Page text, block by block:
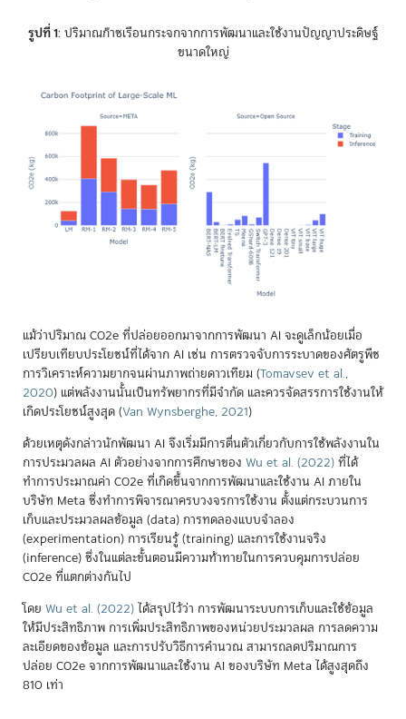
รูปที่ 1: ปริมาณก๊าซเรือนกระจกจากการพัฒนาและใช้งานปัญญาประดิษฐ์
ขนาดใหญ่
แม้ว่าปริมาณ CO2e ที่ปล่อยออกมาจากการพัฒนา AI จะดูเล็กน้อยเมื่อ
เปรียบเทียบประโยชน์ที่ได้จาก AI เช่น การตรวจจับการระบาดของศัตรูพืช
การวิเคราะห์ความยากจนผ่านภาพถ่ายดาวเทียม(Tomavsev et al.,
2020) แต่พลังงานนั้นเป็นทรัพยากรที่มีจำกัด และควรจัดสรรการใช้งานให้
เกิดประโยชน์สูงสุด(Van Wynsberghe, 2021)
ด้วยเหตุดังกล่าวนักพัฒนา AI จึงเริ่มมีการตื่นตัวเกี่ยวกับการใช้พลังงานใน
การประมวลผล AI ตัวอย่างจากการศึกษาของ Wu et al. (2022)ที่ได้
ทำการประมาณค่า CO2e ที่เกิดขึ้นจากการพัฒนาและใช้งาน AI ภายใน
บริษัท Meta ซึ่งทำการพิจารณาครบวงจรการใช้งาน ตั้งแต่กระบวนการ
เก็บและประมวลผลข้อมูล (data) การทดลองแบบจำลอง
(experimentation) การเรียนรู้ (training) และการใช้งานจริง
(inference) ซึ่งในแต่ละขั้นตอนมีความท้าทายในการควบคุมการปล่อย
CO2e ที่แตกต่างกันไป
โดย Wu et al. (2022)ได้สรุปไว้ว่า การพัฒนาระบบการเก็บและใช้ข้อมูล
ให้มีประสิทธิภาพ การเพิ่มประสิทธิภาพของหน่วยประมวลผล การลดความ
ละเอียดของข้อมูล และการปรับวิธีการคำนวณ สามารถลดปริมาณการ
ปล่อย CO2e จากการพัฒนาและใช้งาน AI ของบริษัท Meta ได้สูงสุดถึง
810 เท่า